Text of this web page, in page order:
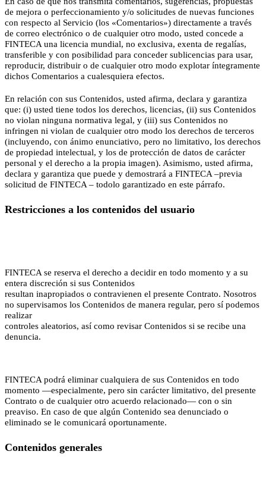
de mejora o perfeccionamiento y/o solicitudes de nuevas funciones
con respecto al Servicio (los «Comentarios») directamente a través
de correo electrónico o de cualquier otro modo, usted concede a
FINTECA una licencia mundial, no exclusiva, exenta de regalías,
transferible y con posibilidad para conceder sublicencias para usar,
reproducir, distribuir o de cualquier otro modo explotar íntegramente
dichos Comentarios a cualesquiera efectos.
En relación con sus Contenidos, usted afirma, declara y garantiza
que: (i) usted tiene todos los derechos, licencias, (ii) sus Contenidos
no violan ninguna normativa legal, y (iii) sus Contenidos no
infringen ni violan de cualquier otro modo los derechos de terceros
(incluyendo, con ánimo enunciativo, pero no limitativo, los derechos
de propiedad intelectual, y los de protección de datos de carácter
personal y el derecho a la propia imagen). Asimismo, usted afirma,
declara y garantiza que puede y demostrará a FINTECA –previa
solicitud de FINTECA – todolo garantizado en este párrafo.
Restricciones a los contenidos del usuario
FINTECA se reserva el derecho a decidir en todo momento y a su
entera discreción si sus Contenidos
resultan inapropiados o contravienen el presente Contrato. Nosotros
no supervisamos los Contenidos de manera regular, pero sí podemos
realizar
controles aleatorios, así como revisar Contenidos si se recibe una
denuncia.
FINTECA podrá eliminar cualquiera de sus Contenidos en todo
momento —especialmente, pero sin carácter limitativo, del presente
Contrato o de cualquier otro acuerdo relacionado— con o sin
preaviso. En caso de que algún Contenido sea denunciado o
eliminado se le comunicará oportunamente.
Contenidos generales